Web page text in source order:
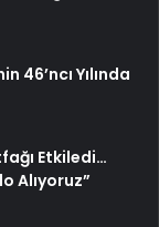
46’ncı Yılında
Etkiledi…
Alıyoruz”